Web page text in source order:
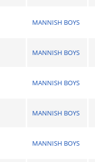
MANNISH BOYS
MANNISH BOYS
MANNISH BOYS
MANNISH BOYS
MANNISH BOYS